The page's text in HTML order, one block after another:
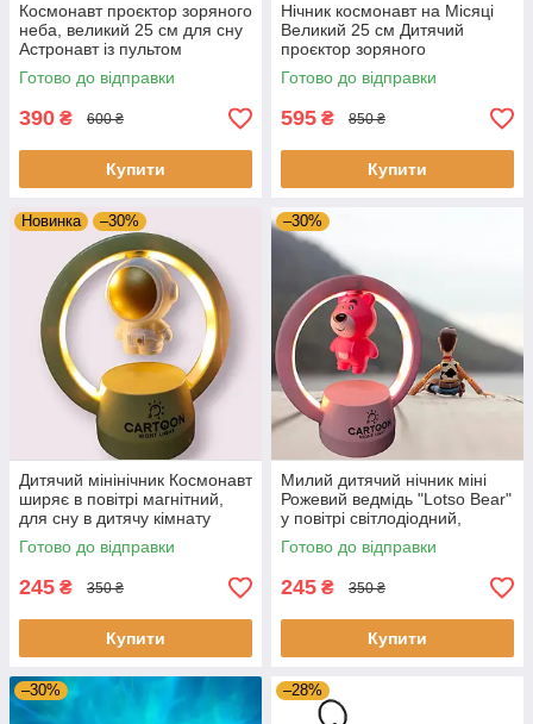
Космонавт проєктор зоряного
неба, великий 25 см для сну
Астронавт із пультом
керування проєктор
галактики
Готово до відправки
390 ₴ 600 ₴
Купити
Нічник космонавт на Місяці
Великий 25 см Дитячий
проєктор зоряного
неба астронавт з Bluetooth-
колонкою та пультом
Готово до відправки
595 ₴ 850 ₴
Купити
Новинка –30%
Дитячий мінінічник Космонавт
ширяє в повітрі магнітний,
для сну в дитячу кімнату
Готово до відправки
245 ₴ 350 ₴
Купити
–30%
Милий дитячий нічник міні
Рожевий ведмідь "Lotso Bear"
у повітрі світлодіодний,
Оригінальні дитячі нічники
Готово до відправки
245 ₴ 350 ₴
Купити
–30% –28%